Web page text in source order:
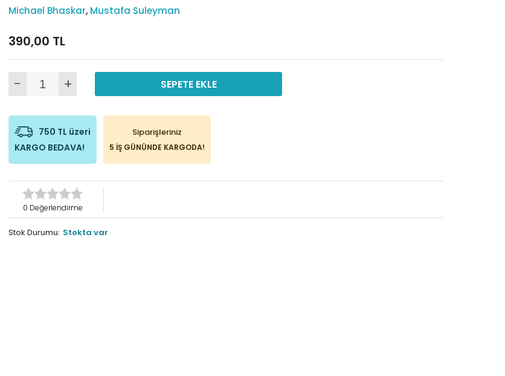
Michael Bhaskar, Mustafa Suleyman
390,00 TL
- + SEPETE EKLE
750 TL üzeri
KARGO BEDAVA!
Siparişleriniz
5 İŞ GÜNÜNDE KARGODA!
0 Değerlendirme
Stok Durumu: Stokta var